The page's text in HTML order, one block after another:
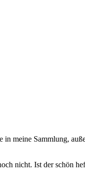
meine Sammlung,
nicht. Ist der schön